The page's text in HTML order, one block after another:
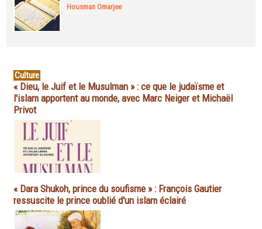
Housman Omarjee
Culture
« Dieu, le Juif et le Musulman » : ce que le judaïsme et
l'islam apportent au monde, avec Marc Neiger et Michaël
Privot
« Dara Shukoh, prince du soufisme » : François Gautier
ressuscite le prince oublié d'un islam éclairé